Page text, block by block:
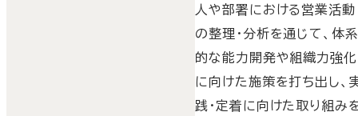
人や部署における営業活動
の整理・分析を通じて、体
的な能力開発や組織力強化
に向けた施策を打ち出し、
践・定着に向けた取り組み